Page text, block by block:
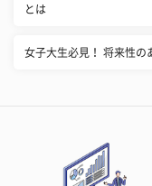
とは
女子大生必見！ 将来性の